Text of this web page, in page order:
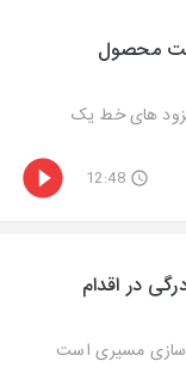
تست محصول
های خط یک
12:48
سردرگی در اقدام
شفاف سازی مسیری است